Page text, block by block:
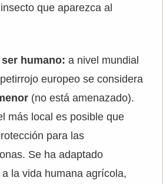
que aparezca al
humano: a nivel mundial
europeo se considera
(no está amenazado).
más local es posible que
para las
Se ha adaptado
la vida humana agrícola,